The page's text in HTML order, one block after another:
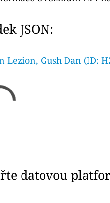
JSON:
Lezion, Gush Dan (ID:
datovou